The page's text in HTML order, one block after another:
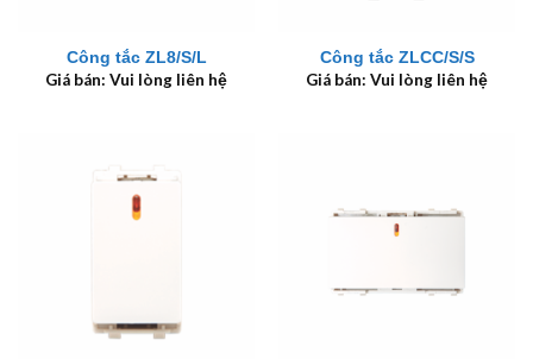
Công tắc ZL8/S/L
Giá bán: Vui lòng liên hệ
Công tắc ZLCC/S/S
Giá bán: Vui lòng liên hệ